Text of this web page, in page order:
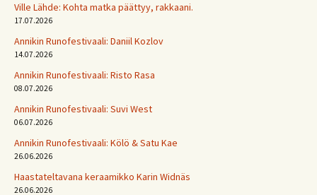
Ville Lähde: Kohta matka päättyy, rakkaani.
17.07.2026
Annikin Runofestivaali: Daniil Kozlov
14.07.2026
Annikin Runofestivaali: Risto Rasa
08.07.2026
Annikin Runofestivaali: Suvi West
06.07.2026
Annikin Runofestivaali: Kölö & Satu Kae
26.06.2026
Haastateltavana keraamikko Karin Widnäs
26.06.2026